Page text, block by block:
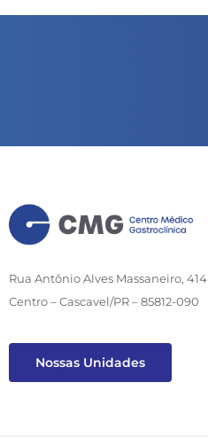
Rua Antônio Alves Massaneiro, 414
Centro – Cascavel/PR – 85812-090
Nossas Unidades